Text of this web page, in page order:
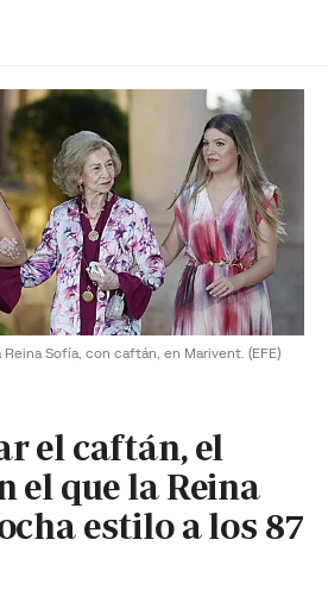
Reina Sofía, con caftán, en Marivent. (EFE)
el caftán, el
el que la Reina
estilo a los 87